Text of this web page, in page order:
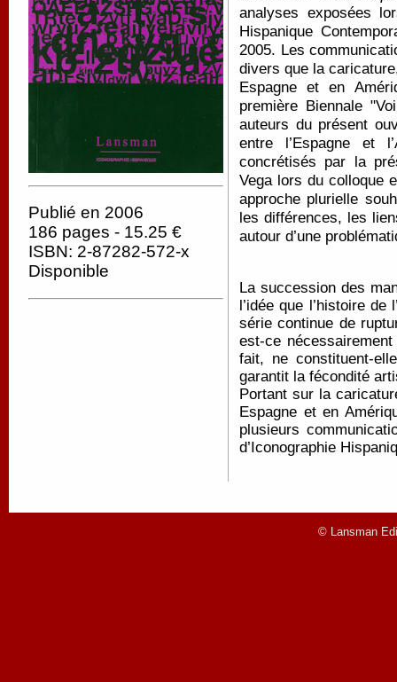
Publié en 2006
186 pages - 15.25 €
ISBN: 2-87282-572-x
Disponible
analyses exposées
Hispanique
2005. Les
divers que la
Espagne et en
première Biennale
auteurs du présent
entre l’Espagne et
concrétisés par la
Vega lors du colloque
approche plurielle
les différences, les
autour d’une
La succession des
l’idée que l’histoire de
série continue de
est-ce
fait, ne constituent-
garantit la fécondité
Portant sur la
Espagne et en
plusieurs
d’Iconographie
© Lansman